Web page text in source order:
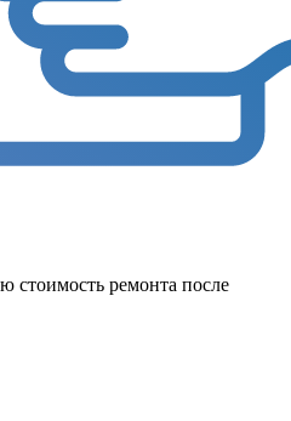
стоимость ремонта после